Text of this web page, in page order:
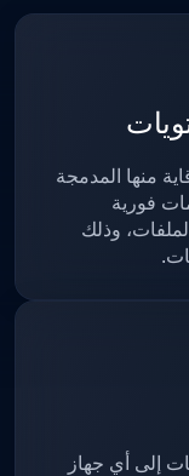
منها المدمجة
فورية
وذلك
إلى أي جهاز